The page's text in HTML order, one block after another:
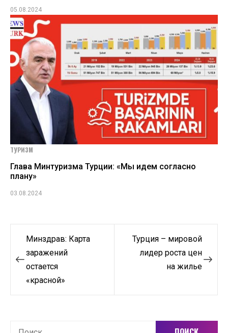
05.08.2024
ТУРИЗМ
Глава Минтуризма Турции: «Мы идем согласно
плану»
03.08.2024
Навигация
по
записям
Минздрав: Карта
заражений
остается
«красной»
Турция – мировой
лидер роста цен
на жилье
Найти: